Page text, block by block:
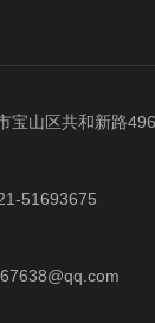
宝山区共和新路
51693675